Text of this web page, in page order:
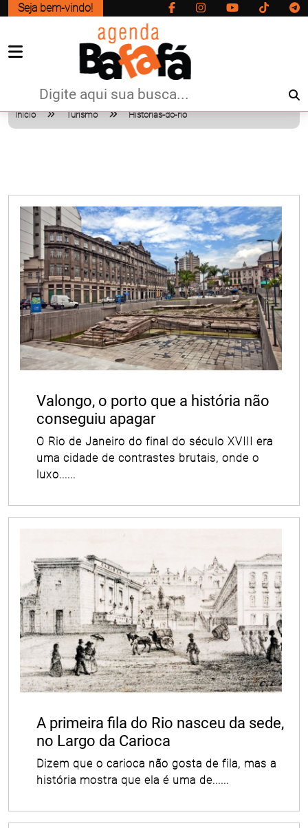
Seja bem-vindo!
Início Turismo Historias-do-rio
Valongo, o porto que a história não
conseguiu apagar
O Rio de Janeiro do final do século XVIII era
uma cidade de contrastes brutais, onde o
luxo......
A primeira fila do Rio nasceu da sede,
no Largo da Carioca
Dizem que o carioca não gosta de fila, mas a
história mostra que ela é uma de......